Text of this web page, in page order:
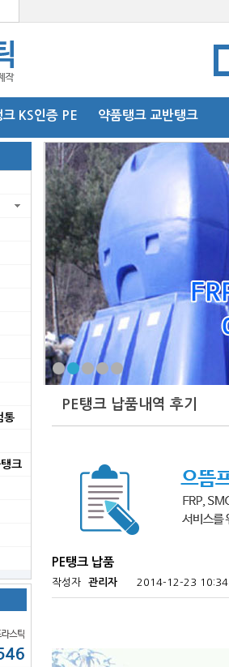
크 KS인증 PE 약품탱크 교반탱크
통
크
PE탱크 납품내역 후기
PE탱크 납품
작성자 관리자 2014-12-23 10:34